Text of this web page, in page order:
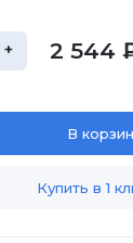
+ 2 544
В
Купить в 1